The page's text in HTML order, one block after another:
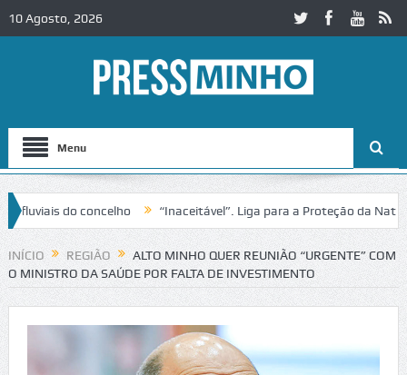
10 Agosto, 2026
Menu
do concelho “Inaceitável”. Liga para a Proteção da Natureza
no IC2 em Alcobaça Igreja do Castelo de Cerveira assegura
INÍCIO REGIÃO
ALTO MINHO QUER REUNIÃO “URGENTE” COM
O MINISTRO DA SAÚDE POR FALTA DE INVESTIMENTO